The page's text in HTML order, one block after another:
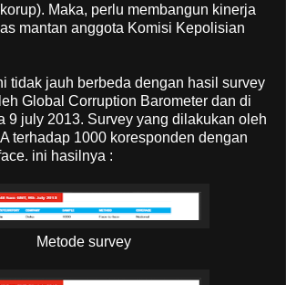
Maka, perlu membangun kinerja
mantan anggota Komisi Kepolisian
tidak jauh berbeda dengan hasil survey
Global Corruption Barometer dan di
9 july 2013. Survey yang dilakukan oleh
terhadap 1000 koresponden dengan
ini hasilnya :
Metode survey